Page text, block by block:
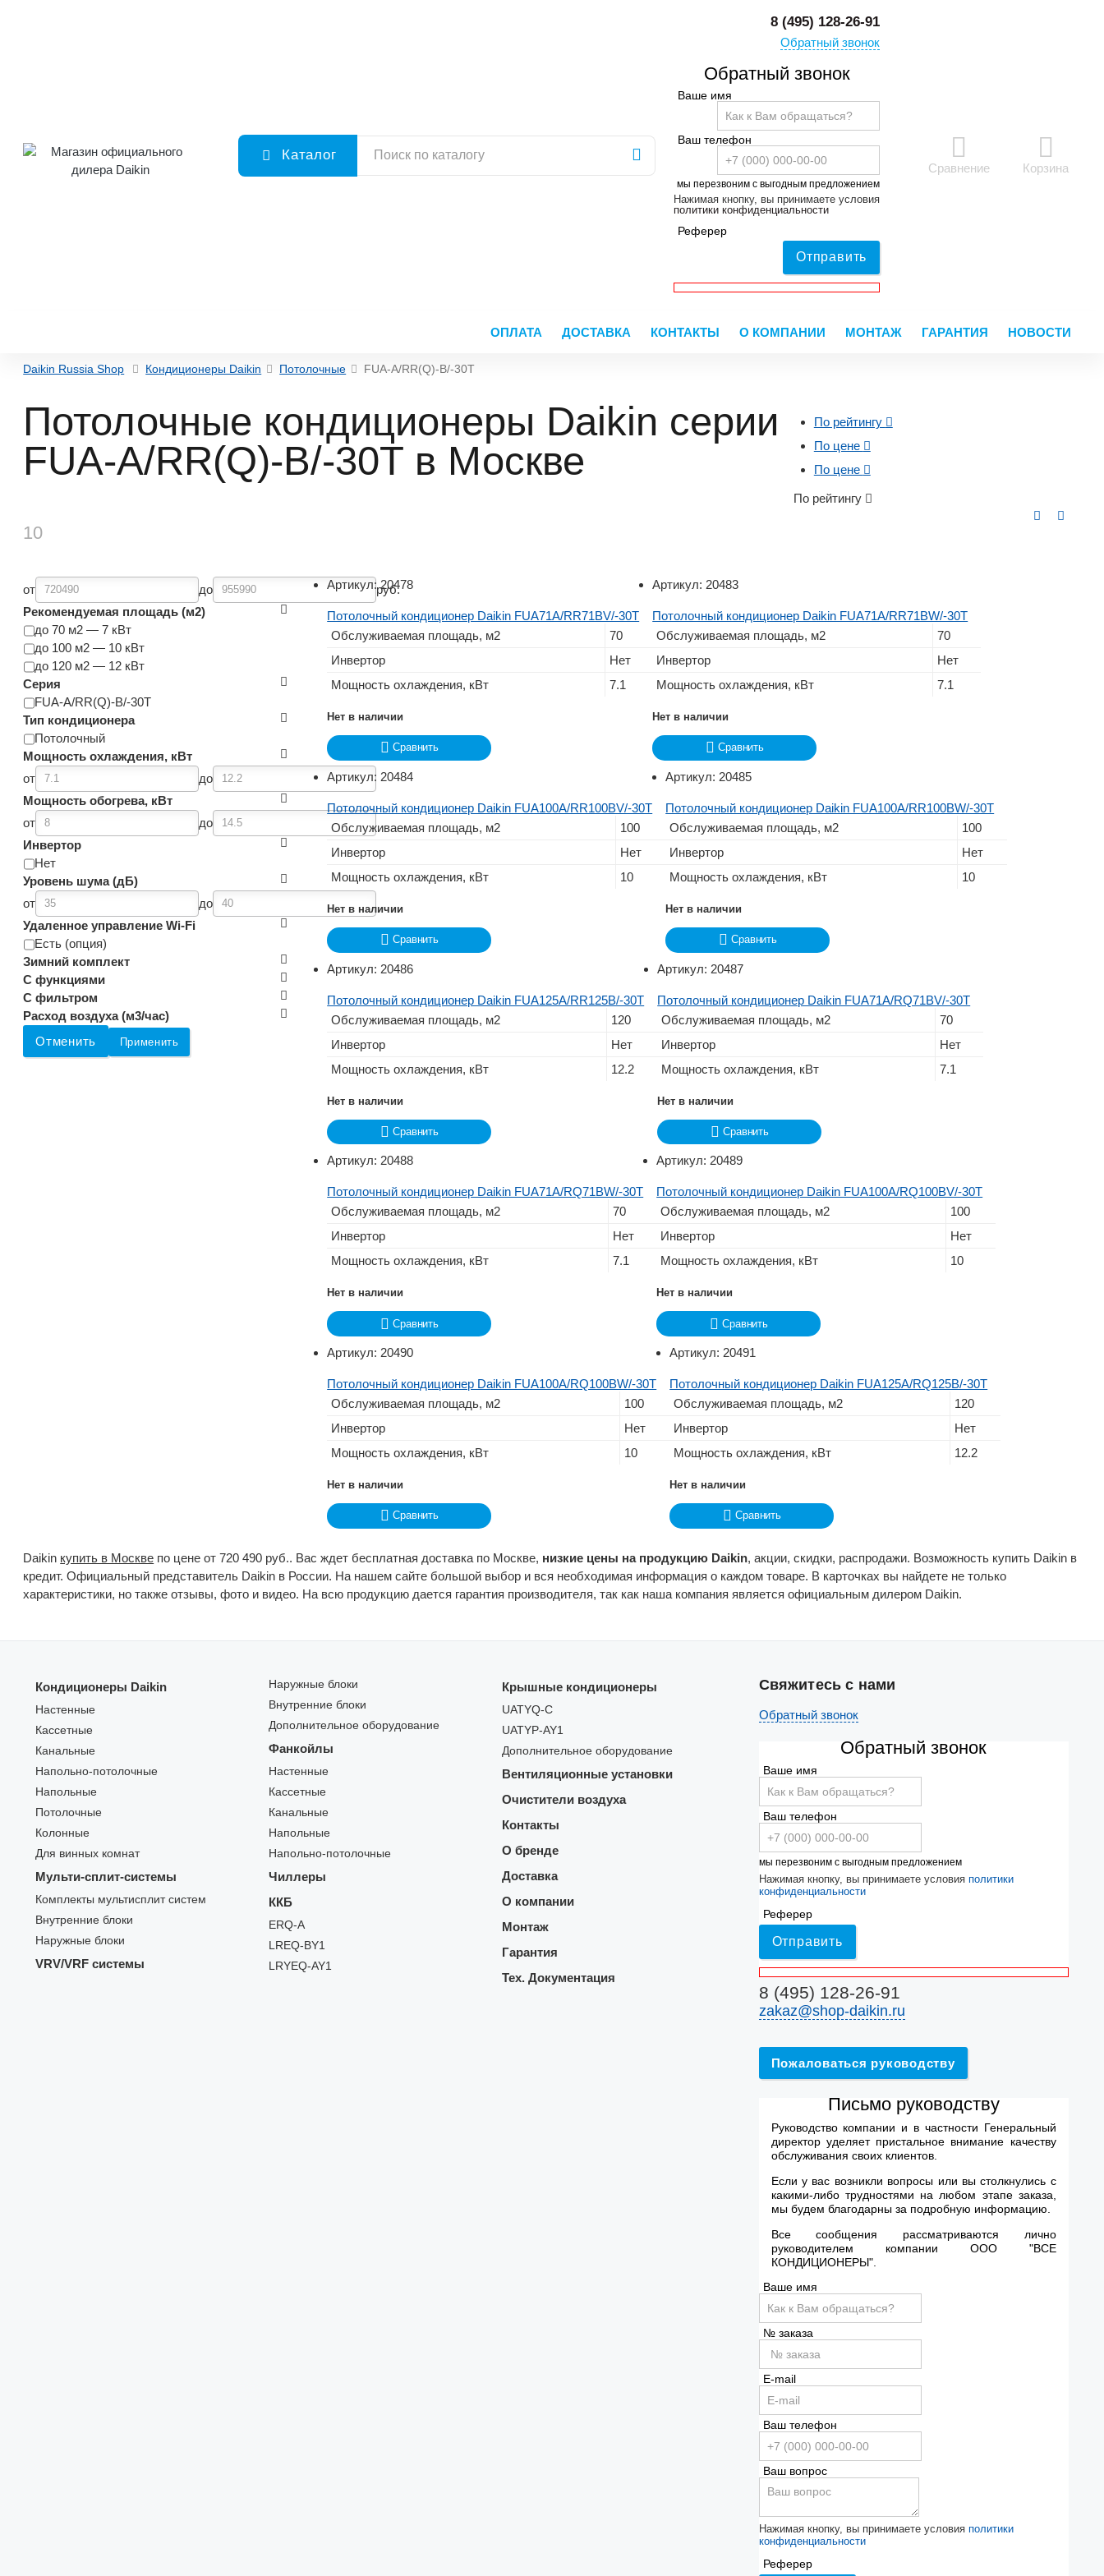
Каталог
8 (495) 128-26-91
Обратный звонок
Обратный звонок
Ваше имя
Ваш телефон
мы перезвоним с выгодным предложением
Нажимая кнопку, вы принимаете условия
политики конфиденциальности
Реферер
Отправить
Сравнение Корзина
ОПЛАТА ДОСТАВКА КОНТАКТЫ О КОМПАНИИ МОНТАЖ ГАРАНТИЯ НОВОСТИ
Daikin Russia Shop Кондиционеры Daikin Потолочные FUA-A/RR(Q)-B/-30T
По рейтингу
По цене
По цене
По рейтингу
Потолочные кондиционеры Daikin серии
FUA-A/RR(Q)-B/-30T в Москве
10
от до
руб.
Рекомендуемая площадь (м2)
до 70 м2 — 7 кВт
до 100 м2 — 10 кВт
до 120 м2 — 12 кВт
Серия
FUA-A/RR(Q)-B/-30T
Тип кондиционера
Потолочный
Мощность охлаждения, кВт
от
до
Мощность обогрева, кВт
от
до
Инвертор
Нет
Уровень шума (дБ)
от
до
Удаленное управление Wi-Fi
Есть (опция)
Зимний комплект
С функциями
С фильтром
Расход воздуха (м3/час)
Отменить
Применить
Артикул:20478
Потолочный кондиционер Daikin FUA71A/RR71BV/-30T
Обслуживаемая площадь, м2
70
Инвертор
Нет
Мощность охлаждения, кВт
7.1
Нет в наличии
Сравнить
Артикул: 20483
Потолочный кондиционер Daikin FUA71A/RR71BW/-30T
Обслуживаемая площадь, м2
70
Инвертор
Нет
Мощность охлаждения, кВт
7.1
Нет в наличии
Сравнить
Артикул: 20484
Потолочный кондиционер Daikin FUA100A/RR100BV/-30T
Обслуживаемая площадь, м2
100
Инвертор
Нет
Мощность охлаждения, кВт
10
Нет в наличии
Сравнить
Артикул: 20485
Потолочный кондиционер Daikin FUA100A/RR100BW/-30T
Обслуживаемая площадь, м2
100
Инвертор
Нет
Мощность охлаждения, кВт
10
Нет в наличии
Сравнить
Артикул: 20486
Потолочный кондиционер Daikin FUA125A/RR125B/-30T
Обслуживаемая площадь, м2
120
Инвертор
Нет
Мощность охлаждения, кВт
12.2
Нет в наличии
Сравнить
Артикул: 20487
Потолочный кондиционер Daikin FUA71A/RQ71BV/-30T
Обслуживаемая площадь, м2
70
Инвертор
Нет
Мощность охлаждения, кВт
7.1
Нет в наличии
Сравнить
Артикул: 20488
Потолочный кондиционер Daikin FUA71A/RQ71BW/-30T
Обслуживаемая площадь, м2
70
Инвертор
Нет
Мощность охлаждения, кВт
7.1
Нет в наличии
Сравнить
Артикул: 20489
Потолочный кондиционер Daikin FUA100A/RQ100BV/-30T
Обслуживаемая площадь, м2
100
Инвертор
Нет
Мощность охлаждения, кВт
10
Нет в наличии
Сравнить
Артикул: 20490
Потолочный кондиционер Daikin FUA100A/RQ100BW/-30T
Обслуживаемая площадь, м2
100
Инвертор
Нет
Мощность охлаждения, кВт
10
Нет в наличии
Сравнить
Артикул: 20491
Потолочный кондиционер Daikin FUA125A/RQ125B/-30T
Обслуживаемая площадь, м2
120
Инвертор
Нет
Мощность охлаждения, кВт
12.2
Нет в наличии
Сравнить
Daikin купить в Москве по цене от 720 490 руб.. Вас ждет бесплатная доставка по Москве, низкие цены на продукцию Daikin, акции, скидки, распродажи. Возможность купить Daikin в
кредит. Официальный представитель Daikin в России. На нашем сайте большой выбор и вся необходимая информация о каждом товаре. В карточках вы найдете не только
характеристики, но также отзывы, фото и видео. На всю продукцию дается гарантия производителя, так как наша компания является официальным дилером Daikin.
Кондиционеры Daikin
Настенные
Кассетные
Канальные
Напольно-потолочные
Напольные
Потолочные
Колонные
Для винных комнат
Мульти-сплит-системы
Комплекты мультисплит систем
Внутренние блоки
Наружные блоки
VRV/VRF системы
Наружные блоки
Внутренние блоки
Дополнительное оборудование
Фанкойлы
Настенные
Кассетные
Канальные
Напольные
Напольно-потолочные
Чиллеры
ККБ
ERQ-A
LREQ-BY1
LRYEQ-AY1
Крышные кондиционеры
UATYQ-C
UATYP-AY1
Дополнительное оборудование
Вентиляционные установки
Очистители воздуха
Контакты
О бренде
Доставка
О компании
Монтаж
Гарантия
Тех. Документация
Свяжитесь с нами
Обратный звонок
Обратный звонок
Ваше имя
Ваш телефон
мы перезвоним с выгодным предложением
Нажимая кнопку, вы принимаете условия политики
конфиденциальности
Реферер
Отправить
8 (495) 128-26-91
zakaz@shop-daikin.ru
Пожаловаться руководству
Письмо руководству
Руководство компании и в частности Генеральный
директор уделяет пристальное внимание качеству
обслуживания своих клиентов.
Если у вас возникли вопросы или вы столкнулись с
какими-либо трудностями на любом этапе заказа,
мы будем благодарны за подробную информацию.
Все сообщения рассматриваются лично
руководителем компании ООО "ВСЕ
КОНДИЦИОНЕРЫ".
Ваше имя
№ заказа
E-mail
Ваш телефон
Ваш вопрос
Нажимая кнопку, вы принимаете условия политики
конфиденциальности
Реферер